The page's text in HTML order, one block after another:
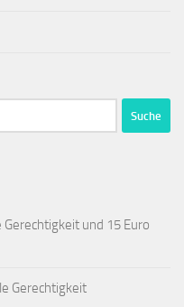
und 15 Euro
Gerechtigkeit